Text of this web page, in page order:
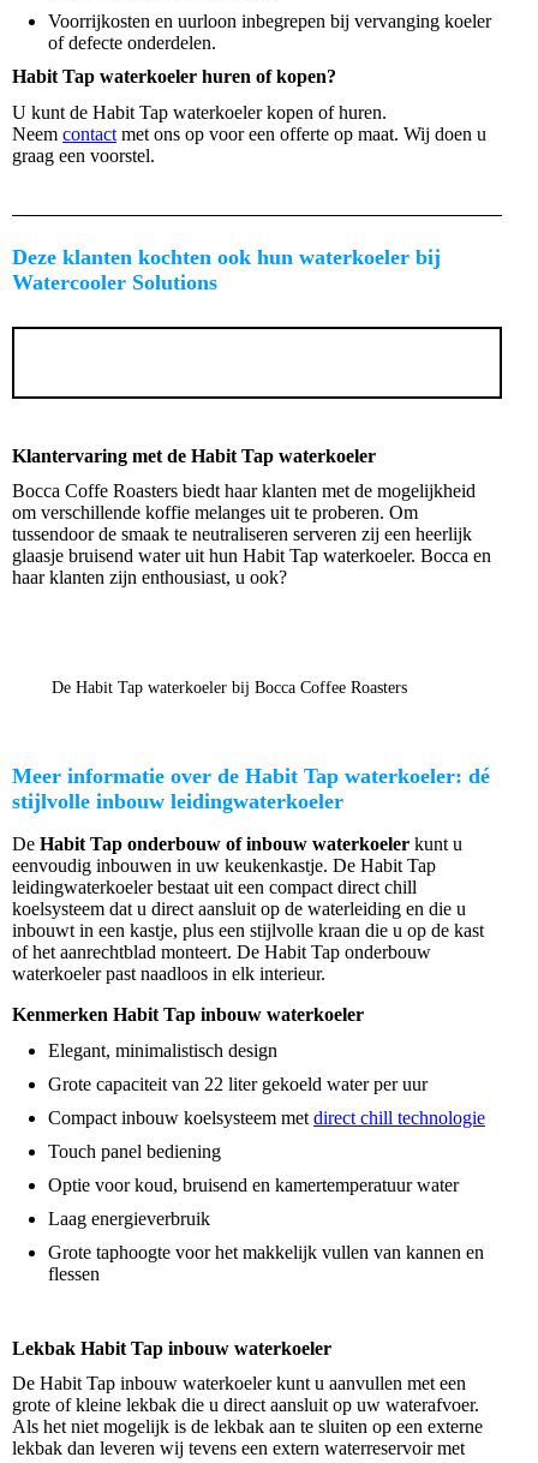
Voorrijkosten en uurloon inbegrepen bij vervanging koeler
of defecte onderdelen.
Habit Tap waterkoeler huren of kopen?
U kunt de Habit Tap waterkoeler kopen of huren.
Neem contact met ons op voor een offerte op maat. Wij doen u
graag een voorstel.
Deze klanten kochten ook hun waterkoeler bij
Watercooler Solutions
Klantervaring met de Habit Tap waterkoeler
Bocca Coffe Roasters biedt haar klanten met de mogelijkheid
om verschillende koffie melanges uit te proberen. Om
tussendoor de smaak te neutraliseren serveren zij een heerlijk
glaasje bruisend water uit hun Habit Tap waterkoeler. Bocca en
haar klanten zijn enthousiast, u ook?
De Habit Tap waterkoeler bij Bocca Coffee Roasters
Meer informatie over de Habit Tap waterkoeler: dé
stijlvolle inbouw leidingwaterkoeler
De Habit Tap onderbouw of inbouw waterkoeler kunt u
eenvoudig inbouwen in uw keukenkastje. De Habit Tap
leidingwaterkoeler bestaat uit een compact direct chill
koelsysteem dat u direct aansluit op de waterleiding en die u
inbouwt in een kastje, plus een stijlvolle kraan die u op de kast
of het aanrechtblad monteert. De Habit Tap onderbouw
waterkoeler past naadloos in elk interieur.
Kenmerken Habit Tap inbouw waterkoeler
Elegant, minimalistisch design
Grote capaciteit van 22 liter gekoeld water per uur
Compact inbouw koelsysteem met direct chill technologie
Touch panel bediening
Optie voor koud, bruisend en kamertemperatuur water
Laag energieverbruik
Grote taphoogte voor het makkelijk vullen van kannen en
flessen
Lekbak Habit Tap inbouw waterkoeler
De Habit Tap inbouw waterkoeler kunt u aanvullen met een
grote of kleine lekbak die u direct aansluit op uw waterafvoer.
Als het niet mogelijk is de lekbak aan te sluiten op een externe
lekbak dan leveren wij tevens een extern waterreservoir met